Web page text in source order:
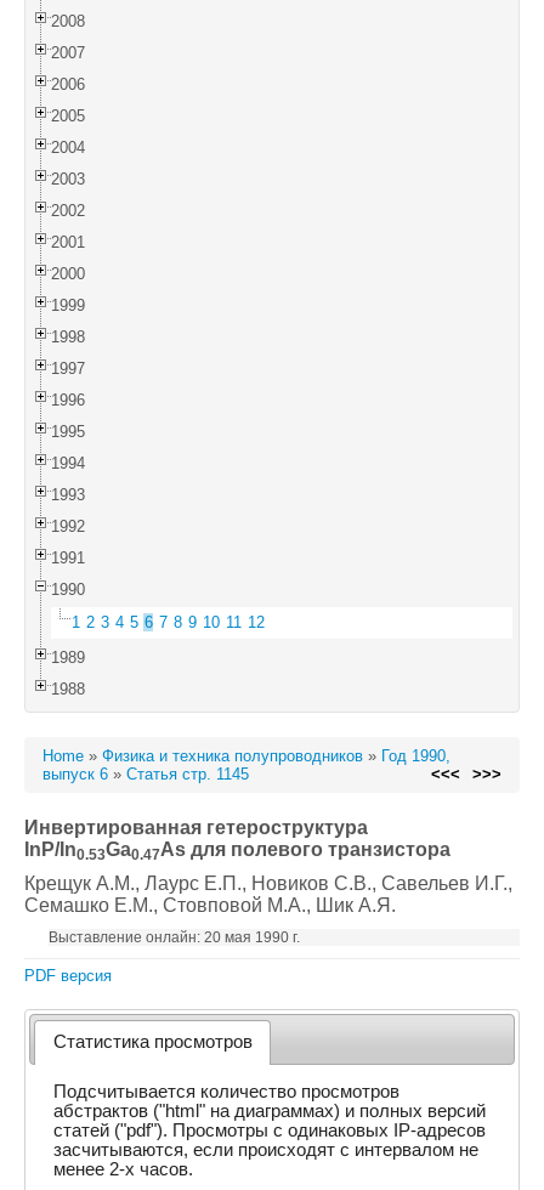
2008
2007
2006
2005
2004
2003
2002
2001
2000
1999
1998
1997
1996
1995
1994
1993
1992
1991
1990
1 2 3 4 5 6 7 8 9 10 11 12
1989
1988
Home » Физика и техника полупроводников » Год 1990,
выпуск 6 » Статья стр. 1145 <<< >>>
Инвертированная гетероструктура
InP/In0.53Ga0.47As для полевого транзистора
Крещук А.М., Лаурс Е.П., Новиков С.В., Савельев И.Г.,
Семашко Е.М., Стовповой М.А., Шик А.Я.
Выставление онлайн: 20 мая 1990 г.
PDF версия
Статистика просмотров
Подсчитывается количество просмотров
абстрактов ("html" на диаграммах) и полных версий
статей ("pdf"). Просмотры с одинаковых IP-адресов
засчитываются, если происходят с интервалом не
менее 2-х часов.